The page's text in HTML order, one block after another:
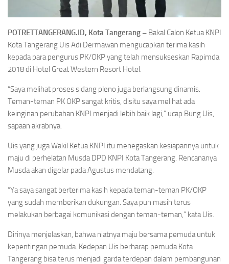
POTRETTANGERANG.ID, Kota Tangerang – Bakal Calon Ketua KNPI
Kota Tangerang Uis Adi Dermawan mengucapkan terima kasih
kepada para pengurus PK/OKP yang telah mensukseskan Rapimda
2018 di Hotel Great Western Resort Hotel.
“Saya melihat proses sidang pleno juga berlangsung dinamis.
Teman-teman PK OKP sangat kritis, disitu saya melihat ada
keinginan perubahan KNPI menjadi lebih baik lagi,” ucap Bung Uis,
sapaan akrabnya.
Uis yang juga Wakil Ketua KNPI itu menegaskan kesiapannya untuk
maju di perhelatan Musda DPD KNPI Kota Tangerang. Rencananya
Musda akan digelar pada Agustus mendatang.
“Ya saya sangat berterima kasih kepada teman-teman PK/OKP
yang sudah memberikan dukungan. Saya pun masih terus
melakukan berbagai komunikasi dengan teman-teman,” kata Uis.
Dirinya menjelaskan, bahwa niatnya maju bersama pemuda untuk
kepentingan pemuda. Kedepan Uis berharap pemuda Kota
Tangerang bisa terus menjadi garda terdepan dalam pembangunan